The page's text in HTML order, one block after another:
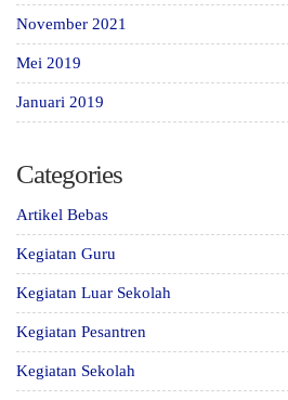
November 2021
Mei 2019
Januari 2019
Categories
Artikel Bebas
Kegiatan Guru
Kegiatan Luar Sekolah
Kegiatan Pesantren
Kegiatan Sekolah